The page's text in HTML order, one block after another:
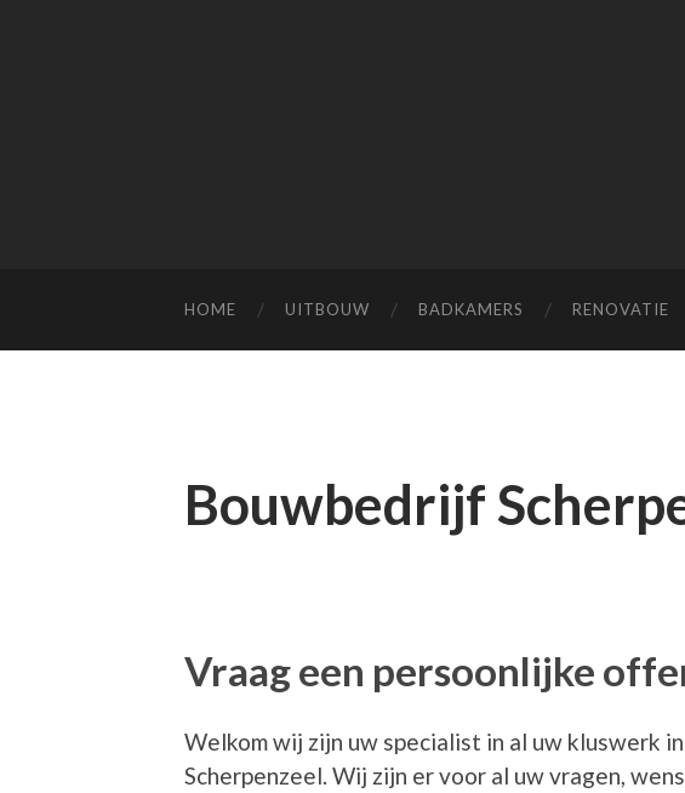
HOME UITBOUW BADKAMERS RENOVATIE
Bouwbedrijf
Vraag een persoonlijke
Welkom wij zijn uw specialist in al uw kluswerk
Scherpenzeel. Wij zijn er voor al uw vragen,